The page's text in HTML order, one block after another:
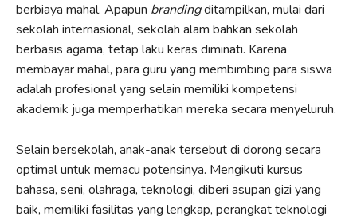
berbiaya mahal. Apapun brandingditampilkan, mulai dari
sekolah internasional, sekolah alam bahkan sekolah
berbasis agama, tetap laku keras diminati. Karena
membayar mahal, para guru yang membimbing para siswa
adalah profesional yang selain memiliki kompetensi
akademik juga memperhatikan mereka secara menyeluruh.
Selain bersekolah, anak-anak tersebut di dorong secara
optimal untuk memacu potensinya. Mengikuti kursus
bahasa, seni, olahraga, teknologi, diberi asupan gizi yang
baik, memiliki fasilitas yang lengkap, perangkat teknologi